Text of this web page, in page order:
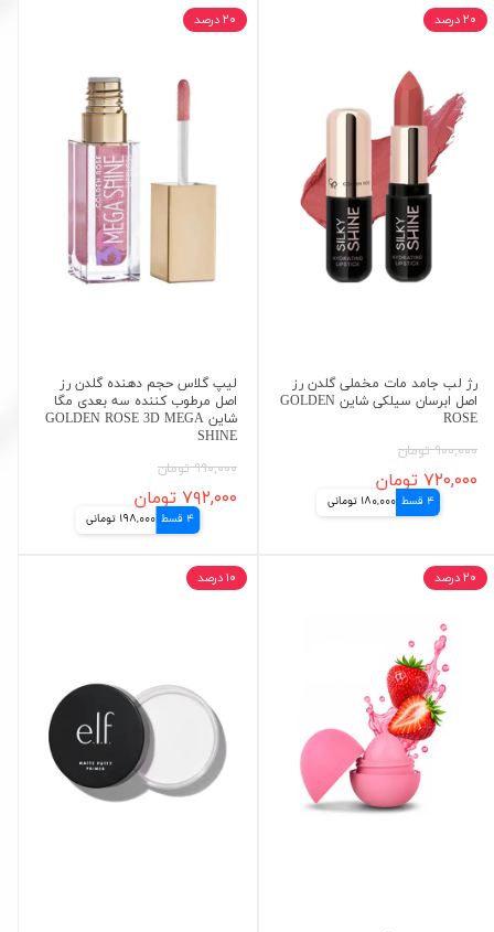
رژ لب جامد مات مخملی گلدن رز
اصل ابرسان سیلکی شاین GOLDEN
ROSE
۹۰۰,۰۰۰ تومان
۷۲۰,۰۰۰ تومان
4 قسط 180,000 تومانی
۲۰ درصد
لیپ گلاس حجم دهنده گلدن رز
اصل مرطوب کننده سه بعدی مگا
شاین GOLDEN ROSE 3D MEGA
SHINE
۹۹۰,۰۰۰ تومان
۷۹۲,۰۰۰ تومان
4 قسط 198,000 تومانی
۲۰ درصد
۲۰ درصد ۱۰ درصد